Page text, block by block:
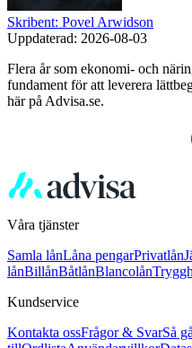
Skribent: Povel Arwidson
Uppdaterad: 2026-08-03
Flera år som ekonomi- och
fundament för att leverera
här på Advisa.se.
Våra tjänster
Samla lånLåna pengarPrivatlån
lånBillånBåtlånBlancolån
Kundservice
Kontakta ossFrågor & SvarSå